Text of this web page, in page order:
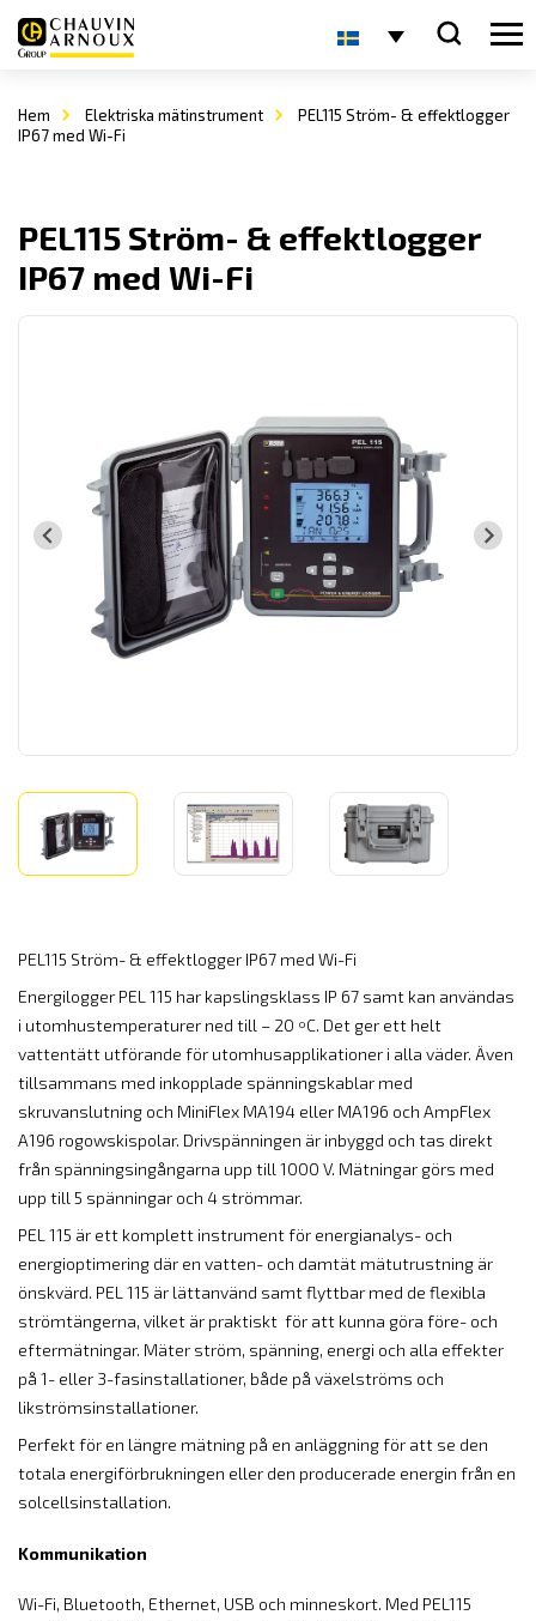
Hem Elektriska mätinstrument
PEL115 Ström- & effektlogger
IP67 med Wi-Fi
PEL115 Ström- & effektlogger
IP67 med Wi-Fi
PEL115 Ström- & effektlogger IP67 med Wi-Fi
Energilogger PEL 115 har kapslingsklass IP 67 samt kan användas
i utomhustemperaturer ned till – 20 ºC. Det ger ett helt
vattentätt utförande för utomhusapplikationer i alla väder. Även
tillsammans med inkopplade spänningskablar med
skruvanslutning och MiniFlex MA194 eller MA196 och AmpFlex
A196 rogowskispolar. Drivspänningen är inbyggd och tas direkt
från spänningsingångarna upp till 1000 V. Mätningar görs med
upp till 5 spänningar och 4 strömmar.
PEL 115 är ett komplett instrument för energianalys- och
energioptimering där en vatten- och damtät mätutrustning är
önskvärd. PEL 115 är lättanvänd samt flyttbar med de flexibla
strömtängerna, vilket är praktiskt för att kunna göra före- och
eftermätningar. Mäter ström, spänning, energi och alla effekter
på 1- eller 3-fasinstallationer, både på växelströms och
likströmsinstallationer.
Perfekt för en längre mätning på en anläggning för att se den
totala energiförbrukningen eller den producerade energin från en
solcellsinstallation.
Kommunikation
Wi-Fi, Bluetooth, Ethernet, USB och minneskort. Med PEL115